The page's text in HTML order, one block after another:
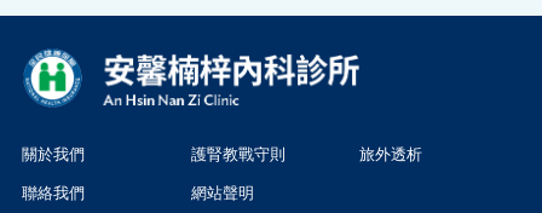
關於我們 護腎教戰守則 旅外透析
聯絡我們 網站聲明